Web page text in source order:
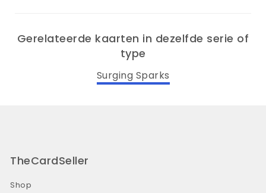
Gerelateerde kaarten in dezelfde serie of
type
Surging Sparks
TheCardSeller
Shop